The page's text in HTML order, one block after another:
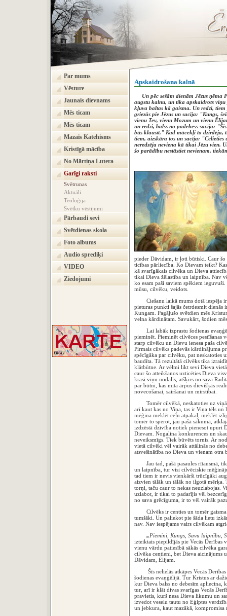
Par mums
Vēsture
Jaunais dievnams
Mēs ticam
Mēs ticam
Mazais Katehisms
Kristīgā mācība
No Mārtiņa Lutera
Garīgi raksti
Svētrunas
Aktuāli
Teoloģija
Svētku vēstījumi
Pārbaudi sevi
Svētdienas skola
Foto albums
Audio sprediķi
VIDEO
Ziedojumi
Apskaidrošana kalnā
Un pēc sešām dienām Jēzus ņēma
augstu kalnu, un tika apskaidrots viņu
kļuva baltas kā gaisma. Un redzi,
griezās pie Jēzus un sacīja: "Kungs,
vienu Tev, vienu Mozum un vienu
un redzi, balss no padebess sacīja:
būs klausīt." Kad mācekļi to dzirdēja,
tiem, aizskāra tos un sacīja: "Celieties
neredzēja neviena kā tikai Jēzu vien.
šo parādību nestāstiet nevienam,
pieder Dāvidam, ir ļoti būtiski. Caur
ticības pārliecība. Ko Dievam teikt?
kā svarīgākais cilvēka un Dieva
tikai Dieva žēlastība un laipnība. Nav
ko esam paši saviem spēkiem
mūsu, cilvēku, veidots.
Ciešanu laikā mums dotā iespēja ir
pieturas punkti šajās četrdesmit
Kungam. Pagājušo svētdien mēs
velna kārdinātam. Savukārt, šodien
Lai labāk izprastu šodienas
pieminēt. Pieminēt cilvēces pestīšanas
starp cilvēku un Dievu ienesa paša
Pirmais cilvēks padevās kārdinājuma
spēcīgāka par cilvēku, pat neskatoties
baudīta. Tā rezultātā cilvēks tika
klātbūtne. Ar vēlmi likt sevi Dieva
caur šo atteikšanos uzticēties Dieva
krasi viņu nodalīs, atšķirs no sava
par būtni, kas mita ārpus dievišķās
novecošanai, sairšanai un mirstībai.
Tomēr cilvēkā, neskatoties uz viņā
arī kaut kas no Viņa, tas ir Viņa tēls un
mēģina meklēt ceļu atpakaļ, meklēt
tomēr to sperot, jau pašā sākumā,
izdzēstā dzīvība notiek pienesot upuri
Dievam. Nogalina konkurences un
neveiksmīgs. Tiek būvēts tornis. Ar
vietā cilvēki vēl vairāk attālinās no
atsvešinātība no Dieva un vienam otra
Jau tad, pašā pasaules rītausmā,
un laipnība, tur visi cilvēciskie
tad tiem ir nevis vienkārši trūcīgāki
aizvien tālāk un tālāk no ilgotā mērķa.
torņi, taču caur to nekas neuzlabojas.
uzlabot, ir tikai to padarījis vēl
no sava grēcīguma, ir to vēl vairāk
Cilvēks ir centies un tomēr gaisma
tumšāki. Un paliekot pie šāda lietu
nav. Nav iespējams vairs
„Piemini, Kungs, Savu laipnību,
izteiktais piepildījās pie Vecās
vienu vārdu patiesībā sākās cilvēka
cilvēka centieni, bet Dieva aicinājums
Dāvidam, Ēlijam.
Šīs nelielās atkāpes Vecās Derības
šodienas evaņģēlijā. Tur Kristus ar
kur Dieva balss no debesīm apliecina,
tur, arī ir klāt divas svarīgas Vecās
pravietis, kurš nesa Dieva likumu un
izvedot veselu tautu no Ēģiptes
un jebkura, kaut mazākā,